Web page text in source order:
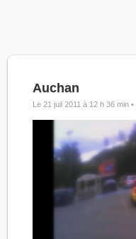
Auchan
Le 21 juil 2011 à 12 h 36 min •